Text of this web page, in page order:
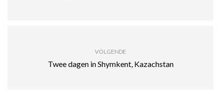
VOLGENDE
Twee dagen in Shymkent, Kazachstan